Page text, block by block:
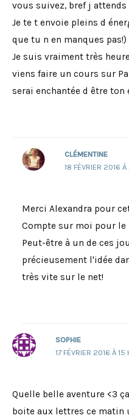
vous suivez, bref j attends
Je te t envoie pleins d
que tu n en manques pas!)
Je suis vraiment très
viens faire un cours sur
serai enchantée d être ton
CLÉMENTINE
18 FÉVRIER 2016 À
Merci Alexandra pour
Compte sur moi pour le
Peut-être à un de ces
précieusement l'idée
très vite sur le net!
SOPHIE
17 FÉVRIER 2016 À 15
Quelle belle aventure <3
boite aux lettres ce matin